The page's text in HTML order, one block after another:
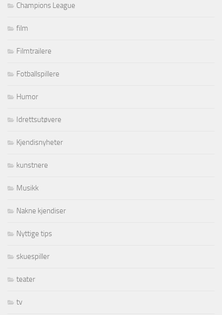
Champions League
film
Filmtrailere
Fotballspillere
Humor
Idrettsutøvere
Kjendisnyheter
kunstnere
Musikk
Nakne kjendiser
Nyttige tips
skuespiller
teater
tv